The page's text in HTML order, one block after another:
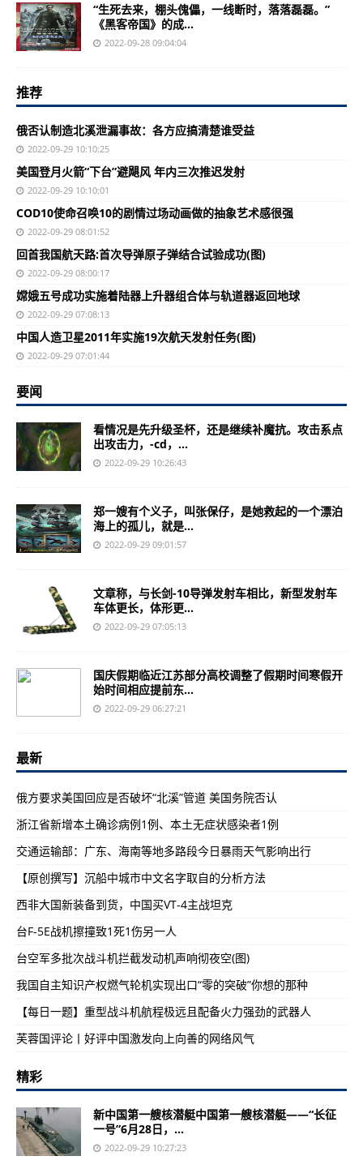
“生死去来，棚头傀儡，一线断时，落落磊磊。”
《黑客帝国》的成...
2022-09-28 09:04:04
推荐
俄否认制造北溪泄漏事故：各方应搞清楚谁受益
2022-09-29 10:10:25
美国登月火箭“下台”避飓风 年内三次推迟发射
2022-09-29 10:10:01
COD10使命召唤10的剧情过场动画做的抽象艺术感很强
2022-09-29 08:01:52
回首我国航天路:首次导弹原子弹结合试验成功(图)
2022-09-29 08:00:17
嫦娥五号成功实施着陆器上升器组合体与轨道器返回地球
2022-09-29 07:08:13
中国人造卫星2011年实施19次航天发射任务(图)
2022-09-29 07:01:44
要闻
看情况是先升级圣杯，还是继续补魔抗。攻击系点
出攻击力，-cd，...
2022-09-29 10:26:43
郑一嫂有个义子，叫张保仔，是她救起的一个漂泊
海上的孤儿，就是...
2022-09-29 09:01:57
文章称，与长剑-10导弹发射车相比，新型发射车
车体更长，体形更...
2022-09-29 07:05:13
国庆假期临近江苏部分高校调整了假期时间寒假开
始时间相应提前东...
2022-09-29 06:27:21
最新
俄方要求美国回应是否破坏“北溪”管道 美国务院否认
浙江省新增本土确诊病例1例、本土无症状感染者1例
交通运输部：广东、海南等地多路段今日暴雨天气影响出行
【原创撰写】沉船中城市中文名字取自的分析方法
西非大国新装备到货，中国买VT-4主战坦克
台F-5E战机擦撞致1死1伤另一人
台空军多批次战斗机拦截发动机声响彻夜空(图)
我国自主知识产权燃气轮机实现出口“零的突破”你想的那种
【每日一题】重型战斗机航程极远且配备火力强劲的武器人
芙蓉国评论丨好评中国激发向上向善的网络风气
精彩
新中国第一艘核潜艇中国第一艘核潜艇——“长征
一号”6月28日，...
2022-09-29 10:27:23